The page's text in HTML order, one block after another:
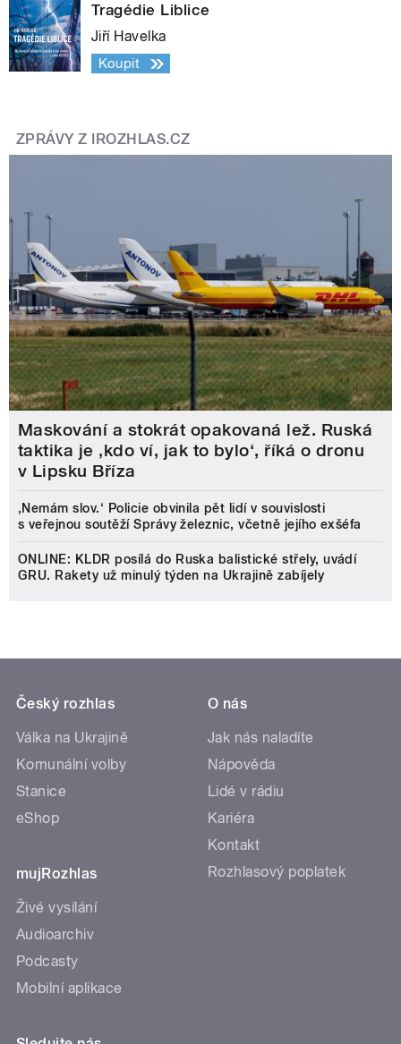
Tragédie Liblice
Jiří Havelka
Koupit
ZPRÁVY Z IROZHLAS.CZ
Maskování a stokrát opakovaná lež. Ruská
taktika je ‚kdo ví, jak to bylo‘, říká o dronu
v Lipsku Bříza
‚Nemám slov.‘ Policie obvinila pět lidí v souvislosti
s veřejnou soutěží Správy železnic, včetně jejího exšéfa
ONLINE: KLDR posílá do Ruska balistické střely, uvádí
GRU. Rakety už minulý týden na Ukrajině zabíjely
Český rozhlas
Válka na Ukrajině
Komunální volby
Stanice
eShop
mujRozhlas
Živé vysílání
Audioarchiv
Podcasty
Mobilní aplikace
O nás
Jak nás naladíte
Nápověda
Lidé v rádiu
Kariéra
Kontakt
Rozhlasový poplatek